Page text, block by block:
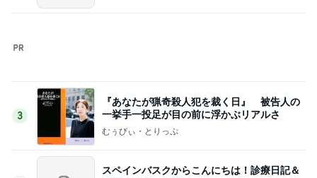
5
このジャンルの記事をもっと見る
レジェンド松下のなんでもプレゼン！
Amebaトピックス 6時間前